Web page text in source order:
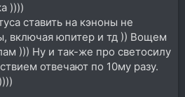
))))
ставить на кэноны не
включая юпитер и тд )) Вощем
))) Ну и так-же про светосилу
отвечают по 10му разу.